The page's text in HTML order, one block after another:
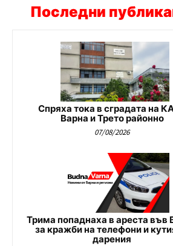
Последни
Спряха тока в сградата на
Варна и Трето районно
07/08/2026
Трима попаднаха в ареста във
за кражби на телефони и
дарения